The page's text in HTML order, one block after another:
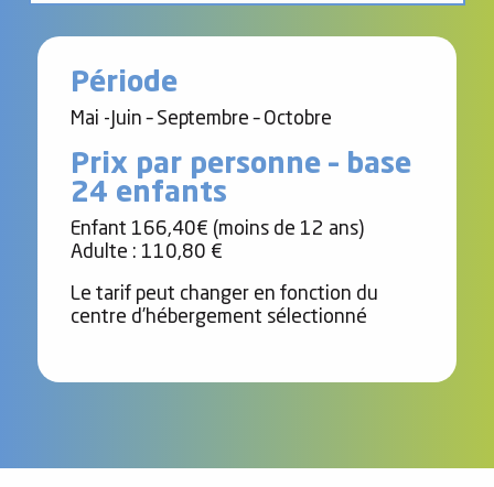
Contact
Période
Mai -Juin – Septembre – Octobre
Prix par personne – base
24 enfants
Enfant 166,40€ (moins de 12 ans)
Adulte : 110,80 €
Le tarif peut changer en fonction du
centre d’hébergement sélectionné